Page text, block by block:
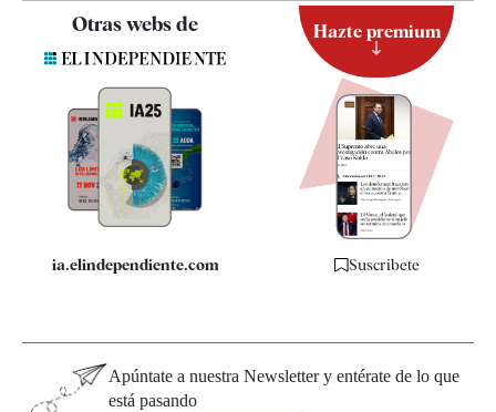
Contacto
Quiénes somos
Especificaciones
Otras webs de
ia.elindependiente.com
Hazte premium
Suscríbete
Apúntate a nuestra Newsletter y entérate de lo que
está pasando